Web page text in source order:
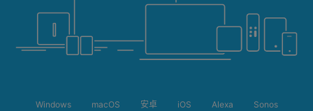
Windows macOS 安卓 iOS Alexa
Sonos